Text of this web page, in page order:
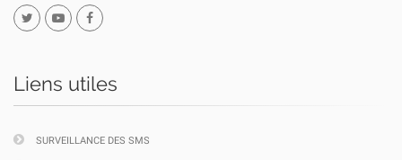
Liens utiles
SURVEILLANCE DES SMS